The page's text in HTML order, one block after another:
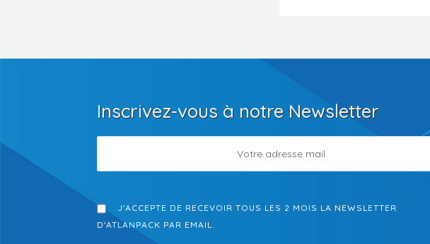
Inscrivez-vous à notre Newsletter
J'ACCEPTE DE RECEVOIR TOUS LES 2 MOIS LA NEWSLETTER
D'ATLANPACK PAR EMAIL.